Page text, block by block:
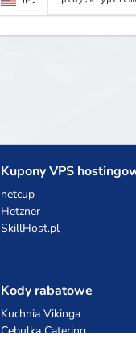
Bedwars,
much more!
Kupony VPS
netcup
Hetzner
SkillHost.pl
Kody rabatowe
Kuchnia Vikinga
Cebulka Catering